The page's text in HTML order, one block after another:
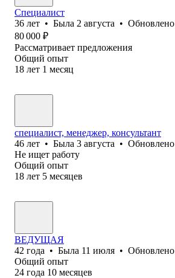
Специалист
36 лет • Была 2 августа • Обновлено
80 000 ₽
Рассматривает предложения
Общий опыт
18 лет 1 месяц
специалист, менеджер, консультант
46 лет • Была 3 августа • Обновлено
Не ищет работу
Общий опыт
18 лет 5 месяцев
ВЕДУЩАЯ
42 года • Была 11 июля • Обновлено
Общий опыт
24 года 10 месяцев